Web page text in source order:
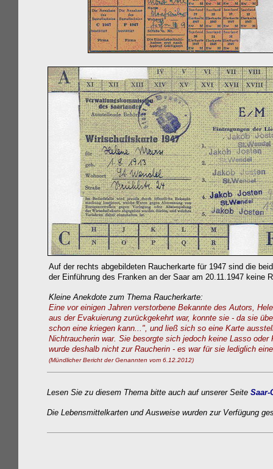
Auf der rechts abgebildeten Raucherkarte für 1947 sind die
der Einführung des Franken an der Saar am 20.11.1947 keine
Kleine Anekdote zum Thema Raucherkarte:
Eine vor einigen Jahren verstorbene Bekannte des Autors,
aus der Evakuierung zurückgekehrt war, konnte sie - da sie
schon eine kriegen kann...", und ließ sich so eine Karte
Nichtraucherin war. Sie besorgte sich jedoch keine Lasso
wurde deshalb nicht zur Raucherin - es war für sie lediglich
(Mündlicher Bericht der Genannten vom 6.12.2012)
Lesen Sie zu diesem Thema bitte auch auf unserer Seite
Die Lebensmittelkarten und Ausweise wurden zur Verfügung